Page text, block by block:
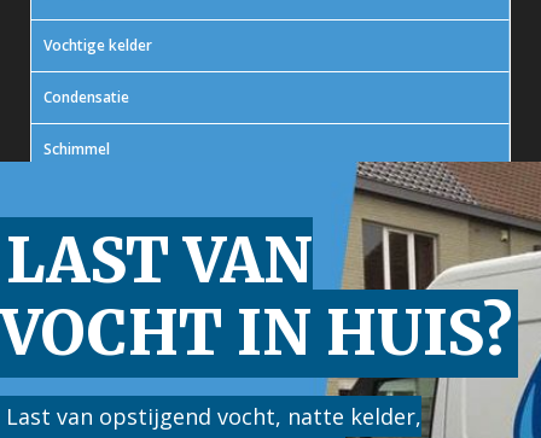
Vochtige kelder
Condensatie
Schimmel
Contact
LAST VAN
VOCHT IN HUIS?
Last van opstijgend vocht, natte kelder,